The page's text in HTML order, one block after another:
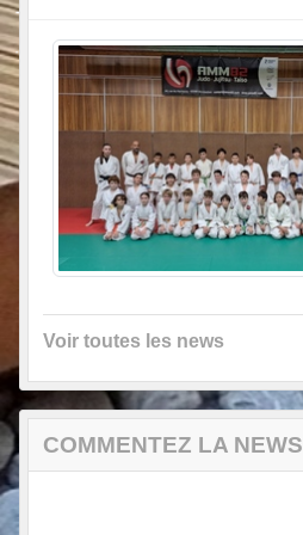
Voir toutes les news
COMMENTEZ LA NEWS